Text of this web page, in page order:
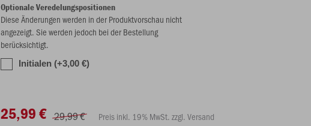
Optionale Veredelungspositionen
Diese Änderungen werden in der Produktvorschau nicht
angezeigt. Sie werden jedoch bei der Bestellung
berücksichtigt.
Initialen (+3,00 €)
25,99 € 29,99 €
Preis inkl. 19% MwSt. zzgl. Versand